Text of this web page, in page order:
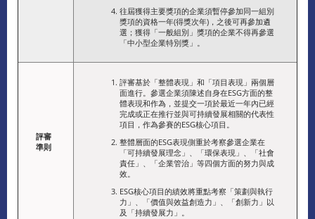
往屆獲得主要獎項的企業須暫停參加同一組別
獎項的資格一年(得獎次年)，之後可再參加遴
選；獲得「一般組別」獎項的企業不得再參選
「中小型企業特別獎」。
評審
準則
評審基於「整體表現」和「項目表現」兩個層
面進行。參選企業須陳述自身在ESG方面的整
體表現和作為，並提交一項於最近一年內已經
完成或正在推行並與可持續發展相關的代表性
項目，作為參賽的ESG核心項目。
整體層面的ESG表現側重於考察參選企業在
「可持續發展理念」、「環保表現」、「社會
責任」、「企業管治」等四個方面的努力與成
效。
ESG核心項目的績效將重點考察「策劃與執行
力」、「價值與效益創造力」、「創新力」以
及「持續發展力」。